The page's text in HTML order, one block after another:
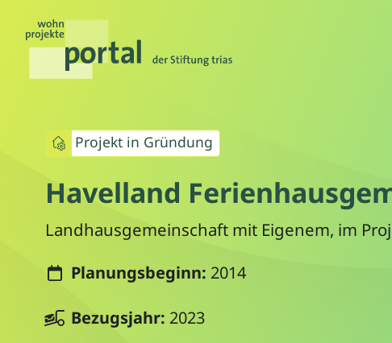
Projekt in Gründung
Havelland
Landhausgemeinschaft mit Eigenem, im
Planungsbeginn: 2014
Bezugsjahr: 2023